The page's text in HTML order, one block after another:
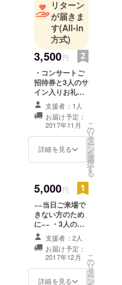
す。リターン
が届きま
す(All-in
方式)
3,500円
・コンサートご
招待券と3人のサ
イン入りお礼状
（当日会場に
てお渡しいたし
ます）
支援者：1人
お届け予定：
2017年11月
詳細を見る
こ
の
リ
タ
ー
ン
を
選
択
す
る
5,000円
−−当日ご来場で
きない方のため
に−− ・3人のサ
イン入りお礼状
・当日のLIVE録
音CD（非売品）
支援者：2人
お届け予定：
2017年12月
詳細を見る
こ
の
リ
タ
ー
ン